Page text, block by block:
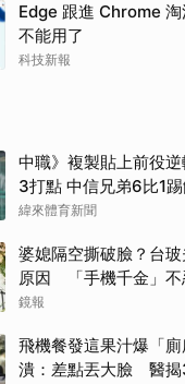
Edge 跟進 Chrome
不能用了
科技新報
中職》複製貼上前役
3打點 中信兄弟6比1
緯來體育新聞
婆媳隔空撕破臉？台
原因 「手機千金」不
離開嗎？
鏡報
飛機餐發這果汁爆「
潰：差點丟大臉 醫揭